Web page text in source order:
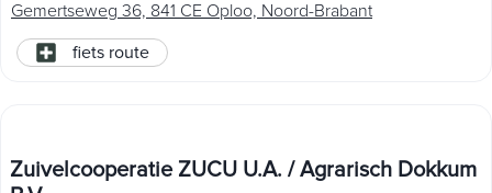
Gemertseweg 36, 841 CE Oploo, Noord-Brabant
fiets route
Zuivelcooperatie ZUCU U.A. / Agrarisch Dokkum